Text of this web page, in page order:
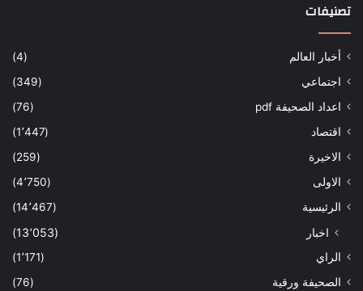
تصنيفات
أخبار العالم
(4)
اجتماعي
(349)
اعداد الصحيفة pdf
(76)
اقتصاد
(1٬447)
الاخيرة
(259)
الاولى
(4٬750)
الرئيسية
(14٬467)
اخبار (13٬053)
الراي
(1٬171)
الصحيفة ورقية
(76)